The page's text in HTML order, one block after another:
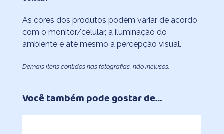
As cores dos produtos podem variar de acordo
com o monitor/celular, a iluminação do
ambiente e até mesmo a percepção visual.
Demais itens contidos nas fotografias, não inclusos.
Você também pode gostar de…